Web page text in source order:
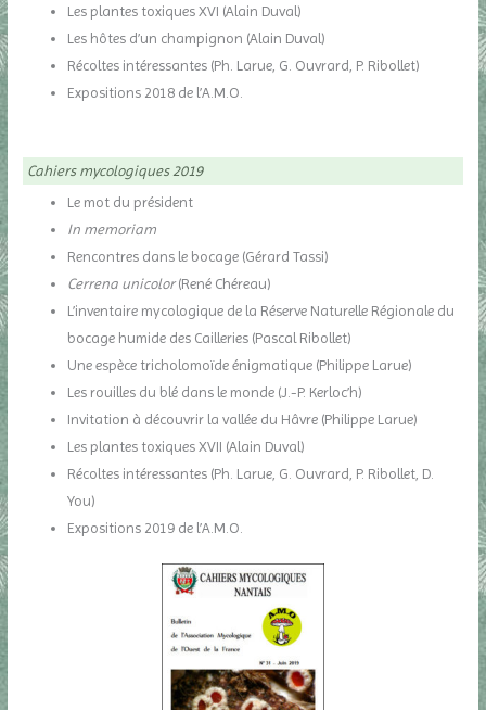
Les plantes toxiques XVI (Alain Duval)
Les hôtes d’un champignon (Alain Duval)
Récoltes intéressantes (Ph. Larue, G. Ouvrard, P. Ribollet)
Expositions 2018 de l’A.M.O.
Cahiers mycologiques 2019
Le mot du président
In memoriam
Rencontres dans le bocage (Gérard Tassi)
Cerrena unicolor(René Chéreau)
L’inventaire mycologique de la Réserve Naturelle Régionale du
bocage humide des Cailleries (Pascal Ribollet)
Une espèce tricholomoïde énigmatique (Philippe Larue)
Les rouilles du blé dans le monde (J.-P. Kerloc’h)
Invitation à découvrir la vallée du Hâvre (Philippe Larue)
Les plantes toxiques XVII (Alain Duval)
Récoltes intéressantes (Ph. Larue, G. Ouvrard, P. Ribollet, D.
You)
Expositions 2019 de l’A.M.O.